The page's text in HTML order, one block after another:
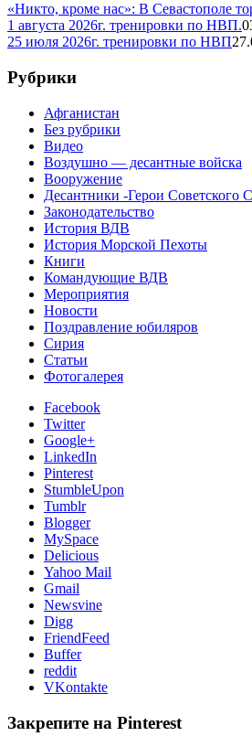
«Никто, кроме нас»: В Севастополе
1 августа 2026г. тренировки по НВП.
25 июля 2026г. тренировки по НВП
Рубрики
Афганистан
Без рубрики
Видео
Воздушно — десантные войска
Вооружение
Десантники -Герои Советского
Законодательство
История ВДВ
История Морской Пехоты
Книги
Командующие ВДВ
Мероприятия
Новости
Поздравление юбиляров
Сирия
Статьи
Фотогалерея
Facebook
Twitter
Google+
LinkedIn
Pinterest
StumbleUpon
Tumblr
Blogger
MySpace
Delicious
Yahoo Mail
Gmail
Newsvine
Digg
FriendFeed
Buffer
reddit
VKontakte
Закрепите на Pinterest